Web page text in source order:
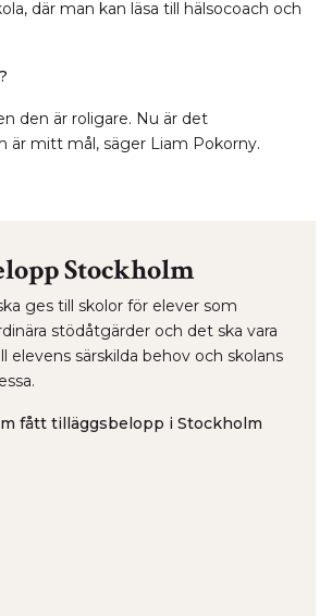
där man kan läsa till hälsocoach och
den är roligare. Nu är det
är mitt mål, säger Liam Pokorny.
Stockholm
ges till skolor för elever som
stödåtgärder och det ska vara
elevens särskilda behov och skolans
fått tilläggsbelopp i Stockholm